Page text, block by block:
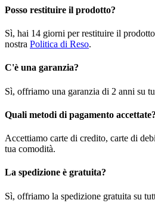
Posso restituire il prodotto?
Sì, hai 14 giorni per restituire il
nostra Politica di Reso.
C'è una garanzia?
Sì, offriamo una garanzia di 2 anni su
Quali metodi di pagamento accettate?
Accettiamo carte di credito, carte di
tua comodità.
La spedizione è gratuita?
Sì, offriamo la spedizione gratuita su